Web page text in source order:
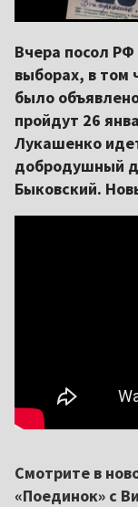
Вчера посол
выборах, в том
было
пройдут 26
Лукашенко
добродушный
Быковский.
Смотрите в
«Поединок» с